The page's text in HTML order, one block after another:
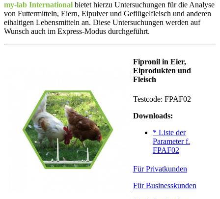
my-lab International bietet hierzu Untersuchungen für die Analyse
von Futtermitteln, Eiern, Eipulver und Geflügelfleisch und anderen
eihaltigen Lebensmitteln an. Diese Untersuchungen werden auf
Wunsch auch im Express-Modus durchgeführt.
Fipronil in Eier,
Eiprodukten und
Fleisch
Testcode: FPAF02
Downloads:
* Liste der
Parameter f.
FPAF02
Für Privatkunden
Für Businesskunden